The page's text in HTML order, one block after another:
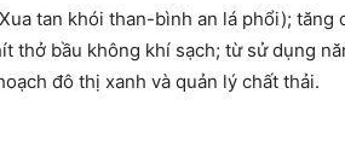
tan khói than-bình an lá phổi);
thở bầu không khí sạch; từ sử dụng
đô thị xanh và quản lý chất thải.